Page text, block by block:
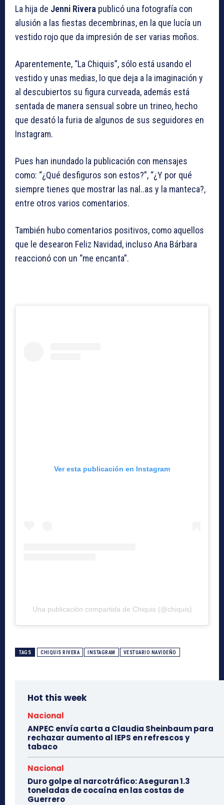
La hija de Jenni Rivera publicó una fotografía con
alusión a las fiestas decembrinas, en la que lucía un
vestido rojo que da impresión de ser varias moños.
Aparentemente, “La Chiquis”, sólo está usando el
vestido y unas medias, lo que deja a la imaginación y
al descubiertos su figura curveada, además está
sentada de manera sensual sobre un trineo, hecho
que desató la furia de algunos de sus seguidores en
Instagram.
Pues han inundado la publicación con mensajes
como: “¿Qué desfiguros son estos?”, “¿Y por qué
siempre tienes que mostrar las nal..as y la manteca?,
entre otros varios comentarios.
También hubo comentarios positivos, como aquellos
que le desearon Feliz Navidad, incluso Ana Bárbara
reaccionó con un “me encanta”.
Ver esta publicación en Instagram
Una publicación compartida de Chiquis (@chiquis)
TAGS CHIQUIS RIVERA INSTAGRAM VESTUARIO NAVIDEÑO
Hot this week
Nacional
ANPEC envía carta a Claudia Sheinbaum para
rechazar aumento al IEPS en refrescos y
tabaco
Nacional
Duro golpe al narcotráfico: Aseguran 1.3
toneladas de cocaína en las costas de
Guerrero